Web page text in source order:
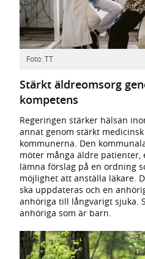
Foto: TT
Stärkt äldreomsorg
kompetens
Regeringen stärker hälsan
annat genom stärkt
kommunerna. Den
möter många äldre
lämna förslag på en ordning
möjlighet att anställa läkare.
ska uppdateras och en
anhöriga till långvarigt sjuka.
anhöriga som är barn.